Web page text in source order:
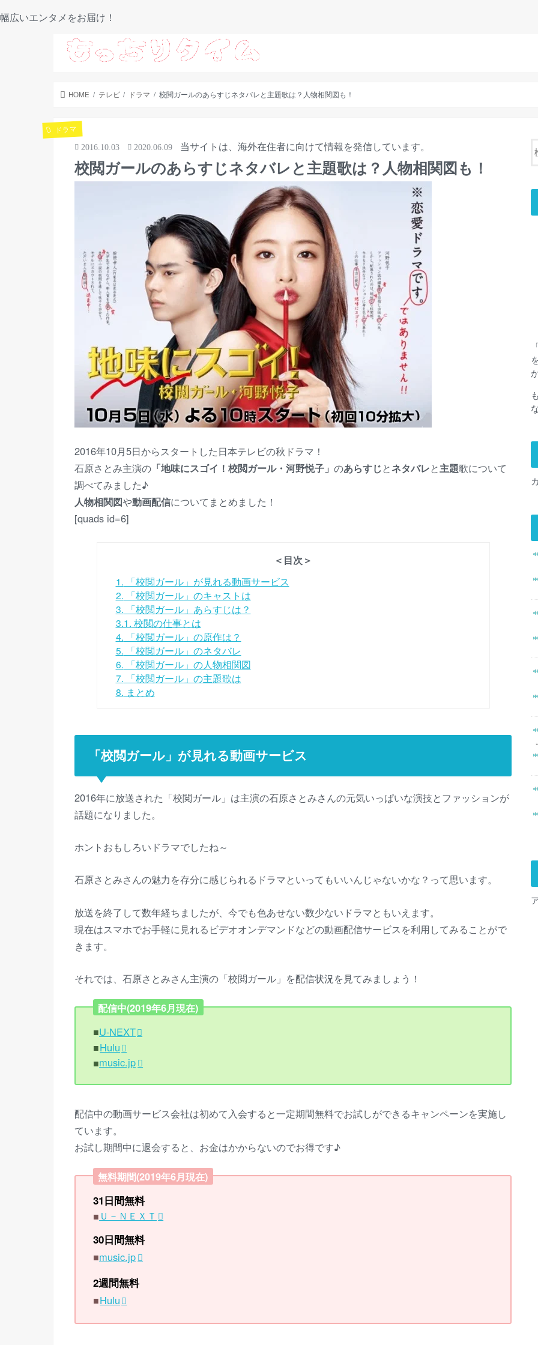
幅広いエンタメをお届け！
HOME テレビ ドラマ 校閲ガールのあらすじネタバレと主題歌は？人物相関図も！
ドラマ
2016.10.03 2020.06.09 当サイトは、海外在住者に向けて情報を発信しています。
校閲ガールのあらすじネタバレと主題歌は？人物相関図も！
2016年10月5日からスタートした日本テレビの秋ドラマ！
石原さとみ主演の 「地味にスゴイ！校閲ガール・河野悦子」 のあらすじとネタバレと主題歌について
調べてみました♪
人物相関図や動画配信についてまとめました！
[quads id=6]
＜目次＞
1. 「校閲ガール」が見れる動画サービス
2. 「校閲ガール」のキャストは
3. 「校閲ガール」あらすじは？
3.1. 校閲の仕事とは
4. 「校閲ガール」の原作は？
5. 「校閲ガール」のネタバレ
6. 「校閲ガール」の人物相関図
7. 「校閲ガール」の主題歌は
8. まとめ
「校閲ガール」が見れる動画サービス
2016年に放送された「校閲ガール」は主演の石原さとみさんの元気いっぱいな演技とファッションが
話題になりました。
ホントおもしろいドラマでしたね～
石原さとみさんの魅力を存分に感じられるドラマといってもいいんじゃないかな？って思います。
放送を終了して数年経ちましたが、今でも色あせない数少ないドラマともいえます。
現在はスマホでお手軽に見れるビデオオンデマンドなどの動画配信サービスを利用してみることがで
きます。
それでは、石原さとみさん主演の「校閲ガール」を配信状況を見てみましょう！
配信中(2019年6月現在)
■U-NEXT
■Hulu
■music.jp
配信中の動画サービス会社は初めて入会すると一定期間無料でお試しができるキャンペーンを実施し
ています。
お試し期間中に退会すると、お金はかからないのでお得です♪
無料期間(2019年6月現在)
31日間無料
■ Ｕ－ＮＥＸＴ
30日間無料
■music.jp
2週間無料
■Hulu